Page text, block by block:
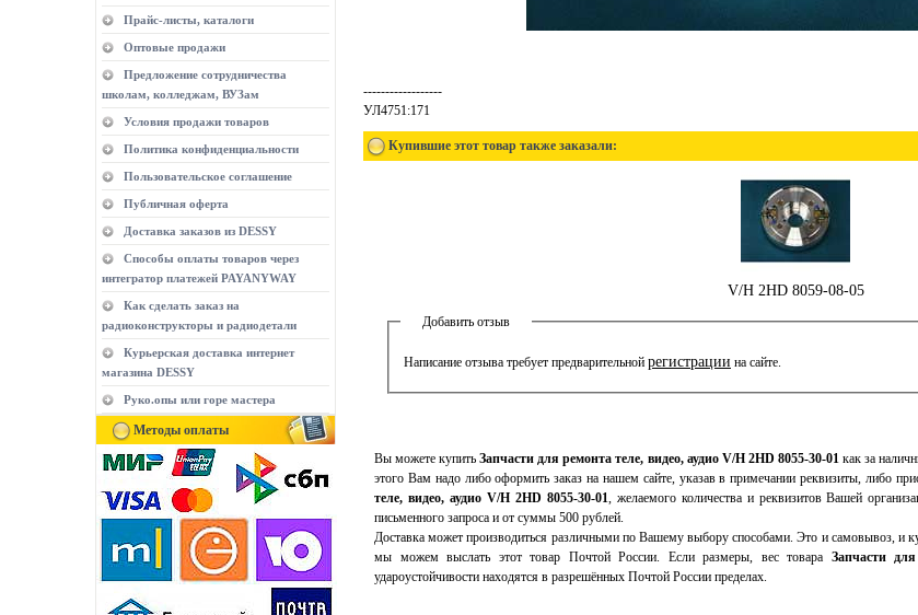
Прайс-листы, каталоги
Оптовые продажи
Предложение сотрудничества
школам, колледжам, ВУЗам
Условия продажи товаров
Политика конфиденциальности
Пользовательское соглашение
Публичная оферта
Доставка заказов из DESSY
Способы оплаты товаров через
интегратор платежей PAYANYWAY
Как сделать заказ на
радиоконструкторы и радиодетали
Курьерская доставка интернет
магазина DESSY
Руко.опы или горе мастера
Методы оплаты
------------------
УЛ4751:171
Купившие этот товар также заказали:
V/H 2HD 8059-08-05
Добавить отзыв
Написание отзыва требует предварительной регистрации на сайте.
Вы можете купитьЗапчасти для ремонта теле, видео, аудио V/H 2HD 8055-30-01 как за
этого Вам надо либо оформить заказ на нашем сайте, указав в примечании реквизиты, либо
теле, видео, аудио V/H 2HD 8055-30-01
, желаемого количества и реквизитов Вашей
письменного запроса и от суммы 500 рублей.
Доставка может производиться различными по Вашему выбору способами. Это и самовывоз, и
мы можем выслать этот товар Почтой России. Если размеры, вес товара Запчасти
удароустойчивости находятся в разрешённых Почтой России пределах.